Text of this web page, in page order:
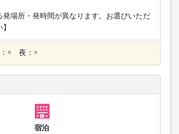
発場所・発時間が異なります。お選びいただ
× 夜：×
宿泊